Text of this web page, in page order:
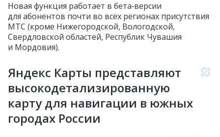
Новая функция работает в бета‑версии
для абонентов почти во всех регионах присутствия
МТС (кроме Нижегородской, Вологодской,
Свердловской областей, Республик Чувашия
и Мордовия).
Яндекс Карты представляют
высокодетализированную
карту для навигации в южных
городах России